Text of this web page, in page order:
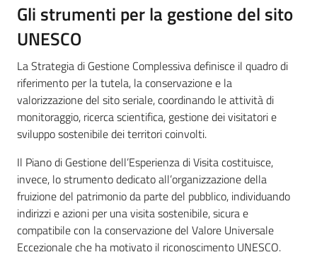
Gli strumenti per la gestione del sito
UNESCO
La Strategia di Gestione Complessiva definisce il quadro di
riferimento per la tutela, la conservazione e la
valorizzazione del sito seriale, coordinando le attività di
monitoraggio, ricerca scientifica, gestione dei visitatori e
sviluppo sostenibile dei territori coinvolti.
Il Piano di Gestione dell’Esperienza di Visita costituisce,
invece, lo strumento dedicato all’organizzazione della
fruizione del patrimonio da parte del pubblico, individuando
indirizzi e azioni per una visita sostenibile, sicura e
compatibile con la conservazione del Valore Universale
Eccezionale che ha motivato il riconoscimento UNESCO.